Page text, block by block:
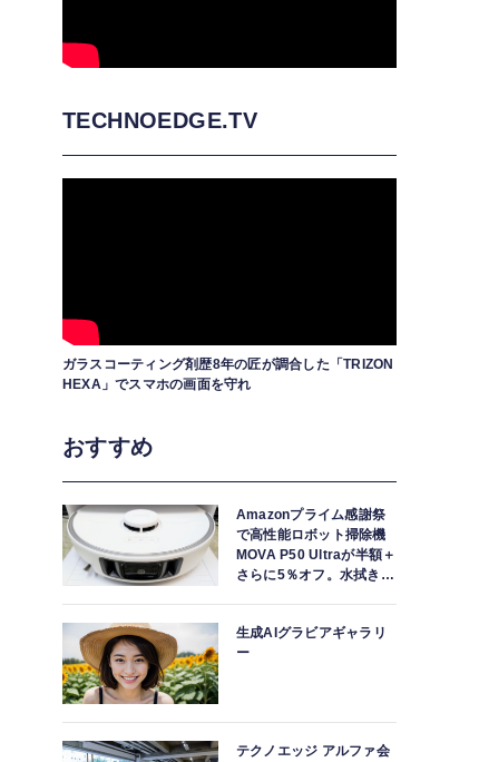
TECHNOEDGE.TV
ガラスコーティング剤歴8年の匠が調合した「TRIZON
HEXA」でスマホの画面を守れ
おすすめ
Amazonプライム感謝祭
で高性能ロボット掃除機
MOVA P50 Ultraが半額＋
さらに5％オフ。水拭きモ
生成AIグラビアギャラリ
ー
テクノエッジ アルファ会